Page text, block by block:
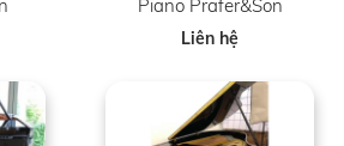
Piano Prafer&Son
Liên hệ